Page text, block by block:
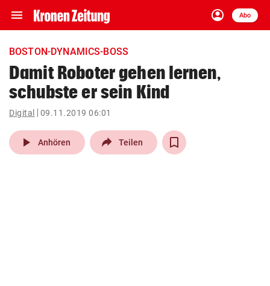
menu Navigation
ein-/ausklappen
account_circle
Anmelden
Abo
close Schließen
account_circle Anmelden
pin_drop
Wien arrow_right
BOSTON-DYNAMICS-BOSS
Damit Roboter gehen lernen,
schubste er sein Kind
Digital 09.11.2019 06:01
play_arrow Anhören Teilen